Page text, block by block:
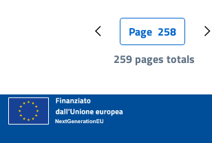
Pagina precedente
Pagina attuale
Page 258
259 pages totals